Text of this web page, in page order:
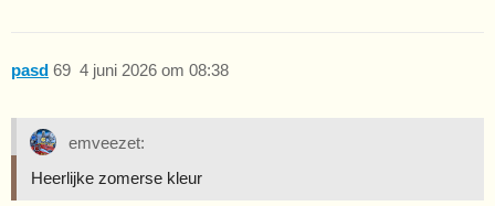
pasd 4 juni 2026 om 08:38
69
emveezet:
Heerlijke zomerse kleur